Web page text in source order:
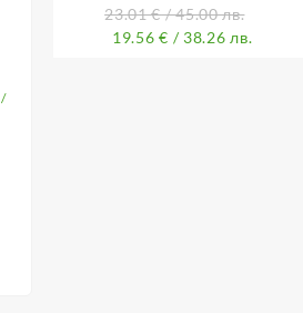
/
Европейското
23.01€/ 45.00 лв.
19.56€ / 38.26 лв.